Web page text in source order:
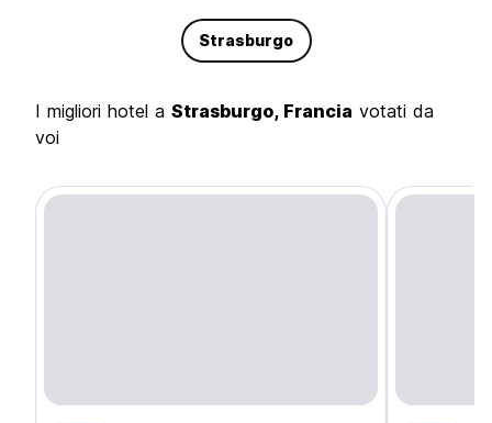
Strasburgo
I migliori hotel a Strasburgo, Francia votati da
voi